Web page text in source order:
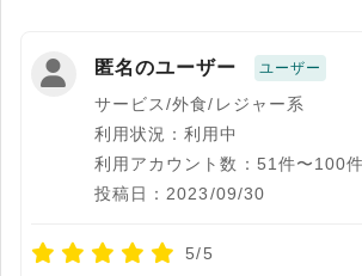
匿名のユーザー ユーザー
サービス/外食/レジャー系
利用状況：利用中
利用アカウント数：51件〜100件
投稿日：2023/09/30
5/5